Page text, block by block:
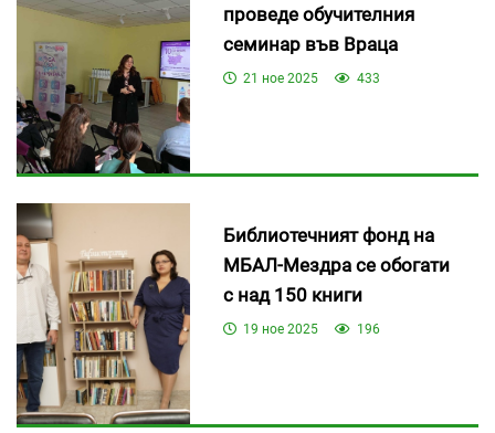
проведе обучителния
семинар във Враца
21 ное 2025 433
Библиотечният фонд на
МБАЛ-Мездра се обогати
с над 150 книги
19 ное 2025 196